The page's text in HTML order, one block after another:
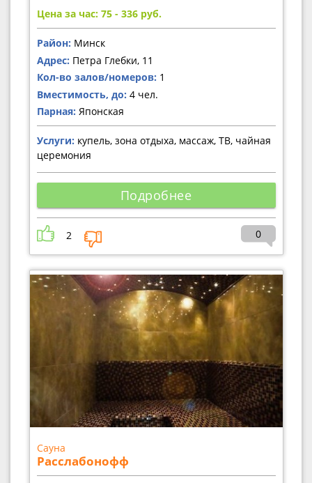
Цена за час: 75 - 336 руб.
Район: Минск
Адрес: Петра Глебки, 11
Кол-во залов/номеров: 1
Вместимость, до: 4 чел.
Парная: Японская
Услуги: купель, зона отдыха, массаж, ТВ, чайная
церемония
Подробнее
2 0
Сауна
Расслабонофф